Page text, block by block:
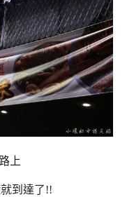
上
到達了!!